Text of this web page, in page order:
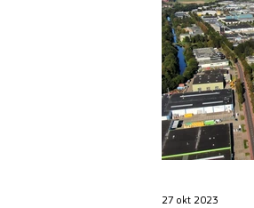
27 okt 2023